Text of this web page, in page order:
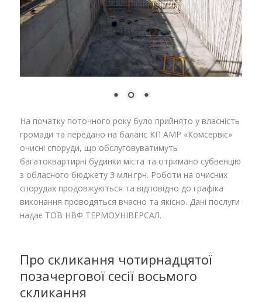
На початку поточного року було прийнято у власність
громади та передано на баланс КП АМР «Комсервіс»
очисні споруди, що обслуговуватимуть
багатоквартирні будинки міста та отримано субвенцію
з обласного бюджету 3 млн.грн. Роботи на очисних
спорудах продовжуються та відповідно до графіка
виконання проводяться вчасно та якісно. Дані послуги
надає ТОВ НВФ ТЕРМОУНІВЕРСАЛ.
Про скликання чотирнадцятої
позачергової сесії восьмого
скликання